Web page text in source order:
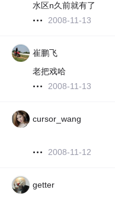
水区n久前就有了
2008-11-13
崔鹏飞
老把戏哈
2008-11-13
cursor_wang
2008-11-12
getter